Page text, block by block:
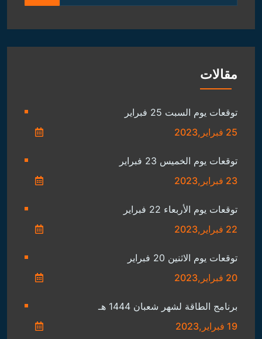
مقالات
توقعات يوم السبت 25 فبراير
25 فبراير,2023
توقعات يوم الخميس 23 فبراير
23 فبراير,2023
توقعات يوم الأربعاء 22 فبراير
22 فبراير,2023
توقعات يوم الاثنين 20 فبراير
20 فبراير,2023
برنامج الطاقة لشهر شعبان 1444 هـ
19 فبراير,2023